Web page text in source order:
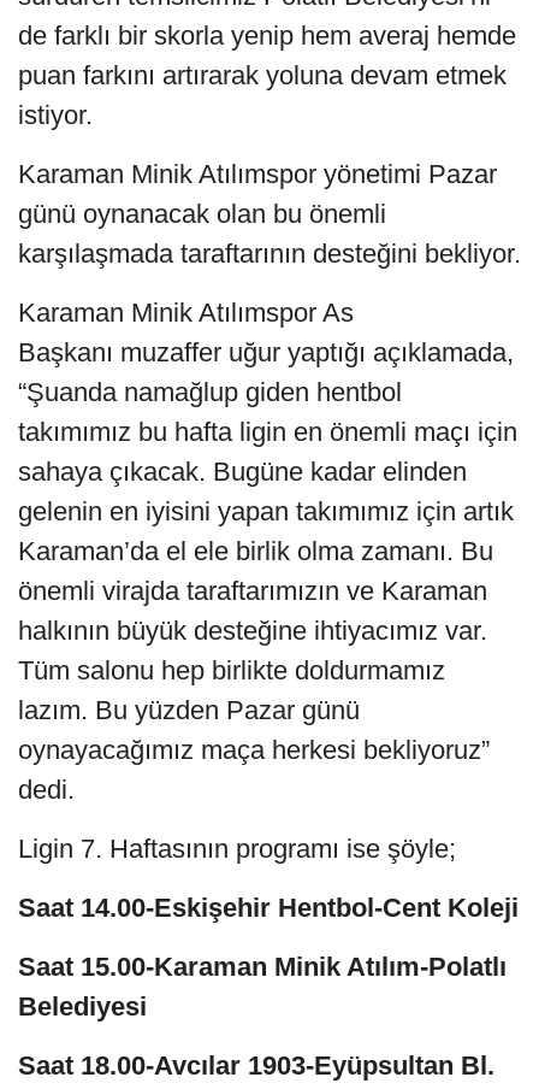
de farklı bir skorla yenip hem averaj hemde
puan farkını artırarak yoluna devam etmek
istiyor.
Karaman Minik Atılımspor yönetimi Pazar
günü oynanacak olan bu önemli
karşılaşmada taraftarının desteğini bekliyor.
Karaman Minik Atılımspor As
Başkanı muzaffer uğur yaptığı açıklamada,
“Şuanda namağlup giden hentbol
takımımız bu hafta ligin en önemli maçı için
sahaya çıkacak. Bugüne kadar elinden
gelenin en iyisini yapan takımımız için artık
Karaman’da el ele birlik olma zamanı. Bu
önemli virajda taraftarımızın ve Karaman
halkının büyük desteğine ihtiyacımız var.
Tüm salonu hep birlikte doldurmamız
lazım. Bu yüzden Pazar günü
oynayacağımız maça herkesi bekliyoruz”
dedi.
Ligin 7. Haftasının programı ise şöyle;
Saat 14.00-Eskişehir Hentbol-Cent Koleji
Saat 15.00-Karaman Minik Atılım-Polatlı
Belediyesi
Saat 18.00-Avcılar 1903-Eyüpsultan Bl.